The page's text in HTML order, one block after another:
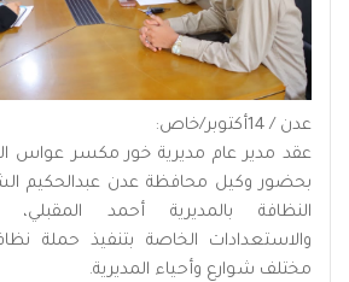
عدن / 14أكتوبر/خاص:
عقد مدير عام مديرية خور مكسر عواس
بحضور وكيل محافظة عدن عبدالحكيم
النظافة بالمديرية أحمد المقبلي،
والاستعدادات الخاصة بتنفيذ حملة
مختلف شوارع وأحياء المديرية.